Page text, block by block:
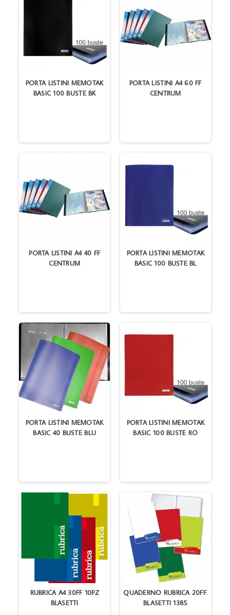
PORTA LISTINI MEMOTAK
BASIC 100 BUSTE BK
PORTA LISTINI A4 60 FF
CENTRUM
PORTA LISTINI A4 40 FF
CENTRUM
PORTA LISTINI MEMOTAK
BASIC 100 BUSTE BL
PORTA LISTINI MEMOTAK
BASIC 40 BUSTE BLU
PORTA LISTINI MEMOTAK
BASIC 100 BUSTE RO
RUBRICA A4 30FF 10PZ
BLASETTI
QUADERNO RUBRICA 20FF.
BLASETTI 1385